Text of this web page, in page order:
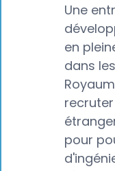
Une
en
dans
pour